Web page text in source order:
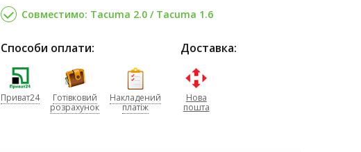
Совместимо: Tacuma 2.0 / Tacuma 1.6
Способи оплати:
Приват24
Готівковий
розрахунок
Накладений
платіж
Доставка:
Нова
пошта